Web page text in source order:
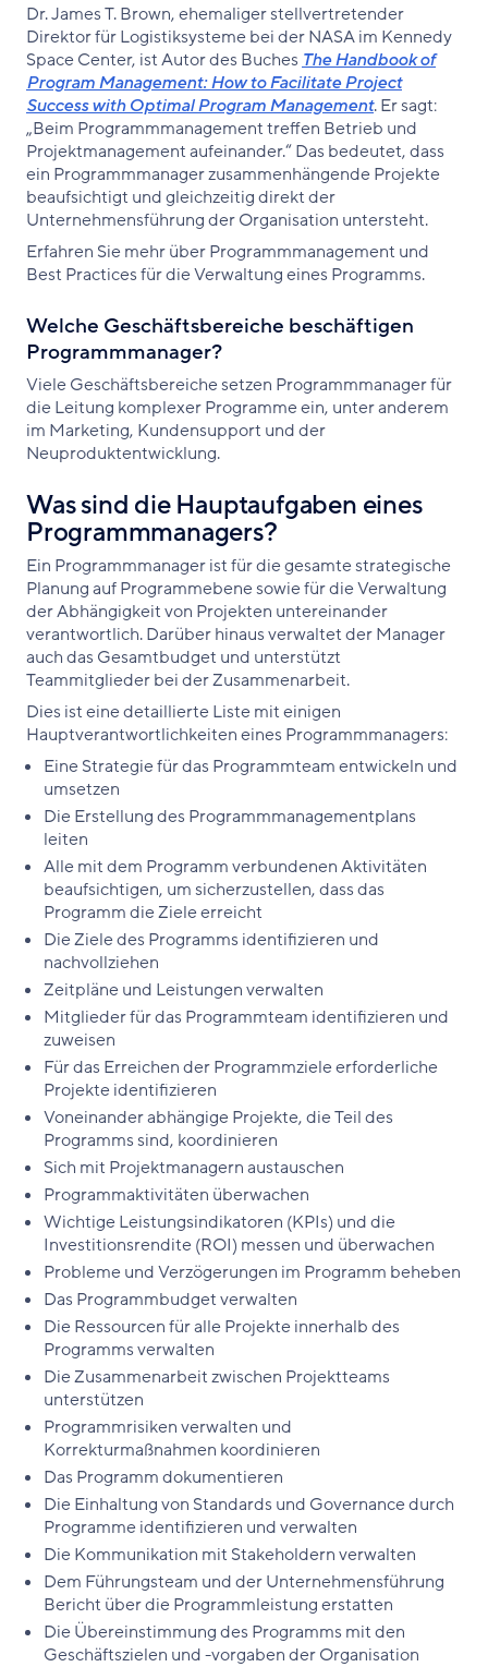
Dr. James T. Brown, ehemaliger stellvertretender
Direktor für Logistiksysteme bei der NASA im Kennedy
Space Center, ist Autor des Buches The Handbook of
Program Management: How to Facilitate Project
Success with Optimal Program Management. Er sagt:
„Beim Programmmanagement treffen Betrieb und
Projektmanagement aufeinander.“ Das bedeutet, dass
ein Programmmanager zusammenhängende Projekte
beaufsichtigt und gleichzeitig direkt der
Unternehmensführung der Organisation untersteht.
Erfahren Sie mehr über Programmmanagement und
Best Practices für die Verwaltung eines Programms.
Welche Geschäftsbereiche beschäftigen
Programmmanager?
Viele Geschäftsbereiche setzen Programmmanager für
die Leitung komplexer Programme ein, unter anderem
im Marketing, Kundensupport und der
Neuproduktentwicklung.
Was sind die Hauptaufgaben eines
Programmmanagers?
Ein Programmmanager ist für die gesamte strategische
Planung auf Programmebene sowie für die Verwaltung
der Abhängigkeit von Projekten untereinander
verantwortlich. Darüber hinaus verwaltet der Manager
auch das Gesamtbudget und unterstützt
Teammitglieder bei der Zusammenarbeit.
Dies ist eine detaillierte Liste mit einigen
Hauptverantwortlichkeiten eines Programmmanagers:
Eine Strategie für das Programmteam entwickeln und
umsetzen
Die Erstellung des Programmmanagementplans
leiten
Alle mit dem Programm verbundenen Aktivitäten
beaufsichtigen, um sicherzustellen, dass das
Programm die Ziele erreicht
Die Ziele des Programms identifizieren und
nachvollziehen
Zeitpläne und Leistungen verwalten
Mitglieder für das Programmteam identifizieren und
zuweisen
Für das Erreichen der Programmziele erforderliche
Projekte identifizieren
Voneinander abhängige Projekte, die Teil des
Programms sind, koordinieren
Sich mit Projektmanagern austauschen
Programmaktivitäten überwachen
Wichtige Leistungsindikatoren (KPIs) und die
Investitionsrendite (ROI) messen und überwachen
Probleme und Verzögerungen im Programm beheben
Das Programmbudget verwalten
Die Ressourcen für alle Projekte innerhalb des
Programms verwalten
Die Zusammenarbeit zwischen Projektteams
unterstützen
Programmrisiken verwalten und
Korrekturmaßnahmen koordinieren
Das Programm dokumentieren
Die Einhaltung von Standards und Governance durch
Programme identifizieren und verwalten
Die Kommunikation mit Stakeholdern verwalten
Dem Führungsteam und der Unternehmensführung
Bericht über die Programmleistung erstatten
Die Übereinstimmung des Programms mit den
Geschäftszielen und -vorgaben der Organisation